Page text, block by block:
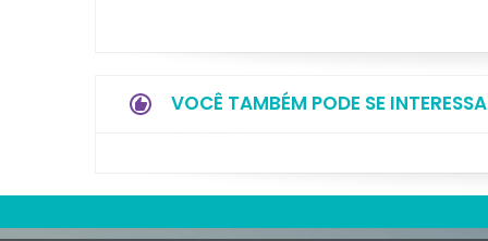
VOCÊ TAMBÉM PODE SE